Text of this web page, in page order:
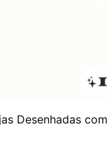
Desenhadas